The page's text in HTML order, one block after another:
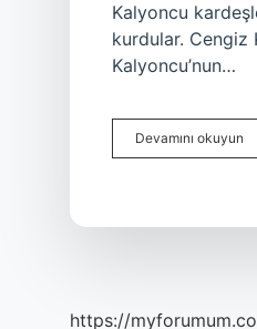
Kalyoncu
kurdular. Cengiz
Kalyoncu’nun…
Devamını okuyun
https://